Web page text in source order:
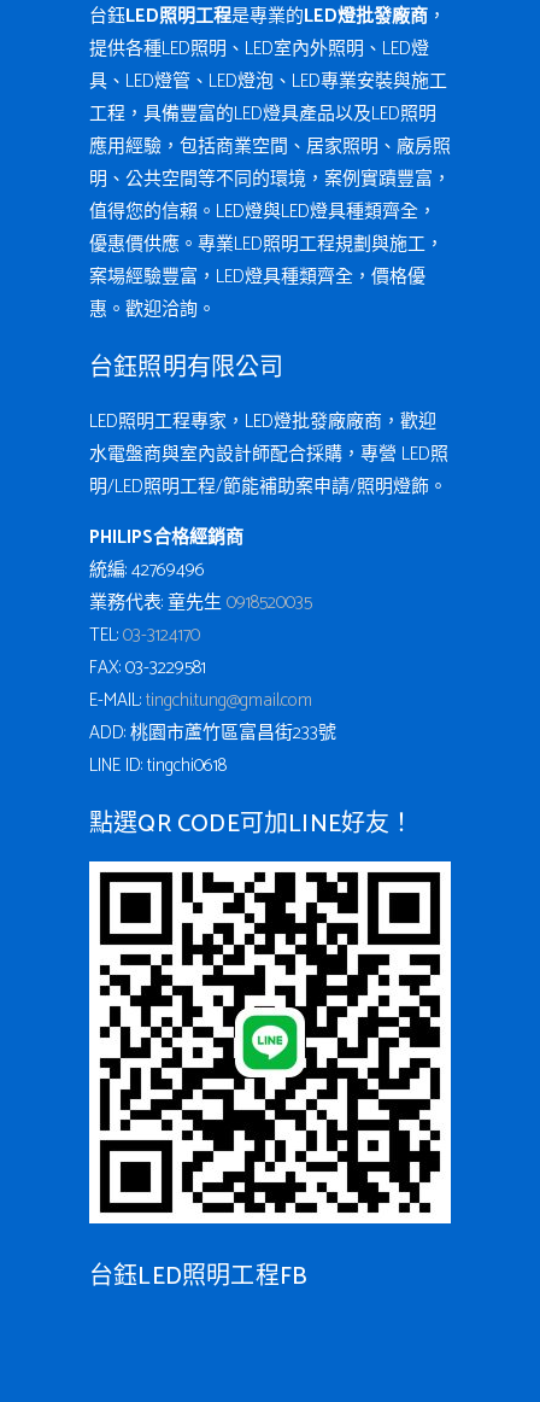
台鈺LED照明工程是專業的LED燈批發廠商 ，
提供各種LED照明、LED室內外照明、LED燈
具、LED燈管、LED燈泡、LED專業安裝與施工
工程，具備豐富的LED燈具產品以及LED照明
應用經驗，包括商業空間、居家照明、廠房照
明、公共空間等不同的環境，案例實蹟豐富，
值得您的信賴。LED燈與LED燈具種類齊全，
優惠價供應。專業LED照明工程規劃與施工，
案場經驗豐富，LED燈具種類齊全，價格優
惠。歡迎洽詢。
台鈺照明有限公司
LED照明工程專家，LED燈批發廠廠商，歡迎
水電盤商與室內設計師配合採購，專營 LED照
明/LED照明工程/節能補助案申請/照明燈飾。
PHILIPS合格經銷商
統編: 42769496
業務代表: 童先生0918520035
TEL:03-3124170
FAX: 03-3229581
E-MAIL:tingchi.tung@gmail.com
ADD: 桃園市蘆竹區富昌街233號
LINE ID: tingchi0618
點選QR CODE可加LINE好友！
台鈺LED照明工程FB